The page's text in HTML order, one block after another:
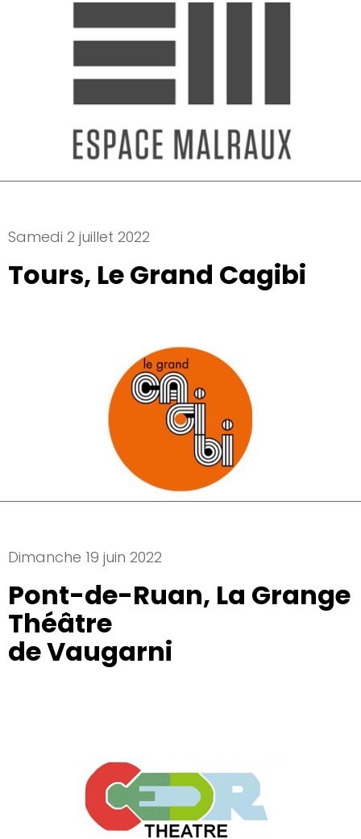
Samedi 2 juillet 2022
Tours, Le Grand Cagibi
Dimanche 19 juin 2022
Pont-de-Ruan, La Grange
Théâtre
de Vaugarni